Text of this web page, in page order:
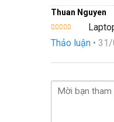
Thuan Nguyen
hạng55
Thảo luận •